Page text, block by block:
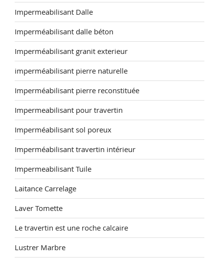
Impermeabilisant Dalle
Imperméabilisant dalle béton
Imperméabilisant granit exterieur
imperméabilisant pierre naturelle
Imperméabilisant pierre reconstituée
Impermeabilisant pour travertin
Imperméabilisant sol poreux
Imperméabilisant travertin intérieur
Impermeabilisant Tuile
Laitance Carrelage
Laver Tomette
Le travertin est une roche calcaire
Lustrer Marbre